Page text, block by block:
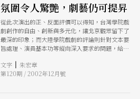
氛圍令人驚艷，劇藝仍可提昇
從此次演出的正、反面評價可以得知，台灣學院戲
劇創作的自由、創新與多元化，讓北京觀眾留下了
最深的印象；而大陸學院戲劇的評論則針對文本要
旨處理、演員基本功等縱向深入要求的問題，給了
觀眾縱向深入的思考，可說是此次兩岸學院戲劇交
流中所出現的立即差異。
文字 | 朱宏章
第120期 / 2002年12月號